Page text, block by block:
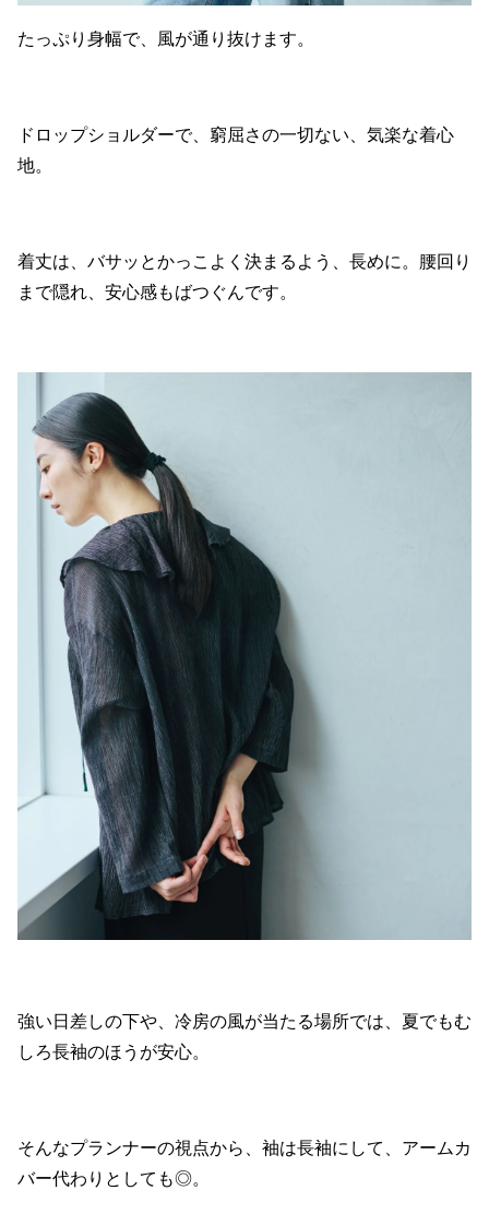
たっぷり身幅で、風が通り抜けます。
ドロップショルダーで、窮屈さの一切ない、気楽な着心
地。
着丈は、バサッとかっこよく決まるよう、長めに。腰回り
まで隠れ、安心感もばつぐんです。
強い日差しの下や、冷房の風が当たる場所では、夏でもむ
しろ長袖のほうが安心。
そんなプランナーの視点から、袖は長袖にして、アームカ
バー代わりとしても◎。